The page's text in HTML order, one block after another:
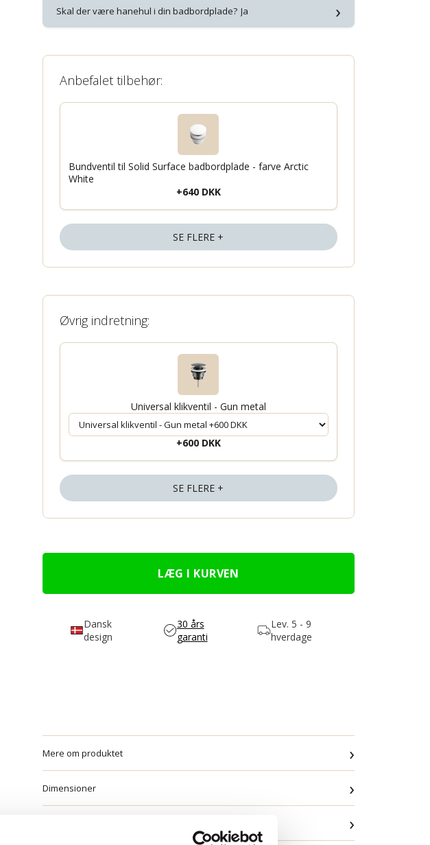
Skal der være hanehul i din badbordplade? Ja ›
Anbefalet tilbehør:
Bundventil til Solid Surface badbordplade - farve Arctic
White
+640 DKK
SE FLERE +
Øvrig indretning:
Universal klikventil - Gun metal
+600 DKK
SE FLERE +
Dansk
design
30 års
garanti
Lev.5 - 9
hverdage
Mere om produktet ›
Dimensioner ›
›